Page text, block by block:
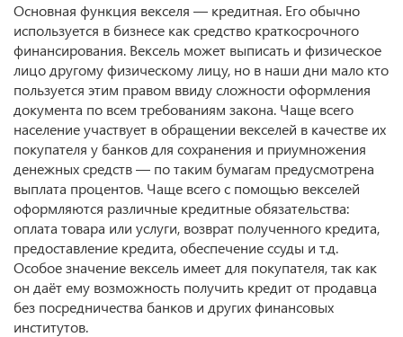
Основная функция векселя — кредитная. Его обычно
используется в бизнесе как средство краткосрочного
финансирования. Вексель может выписать и физическое
лицо другому физическому лицу, но в наши дни мало кто
пользуется этим правом ввиду сложности оформления
документа по всем требованиям закона. Чаще всего
население участвует в обращении векселей в качестве их
покупателя у банков для сохранения и приумножения
денежных средств — по таким бумагам предусмотрена
выплата процентов. Чаще всего с помощью векселей
оформляются различные кредитные обязательства:
оплата товара или услуги, возврат полученного кредита,
предоставление кредита, обеспечение ссуды и т.д.
Особое значение вексель имеет для покупателя, так как
он даёт ему возможность получить кредит от продавца
без посредничества банков и других финансовых
институтов.